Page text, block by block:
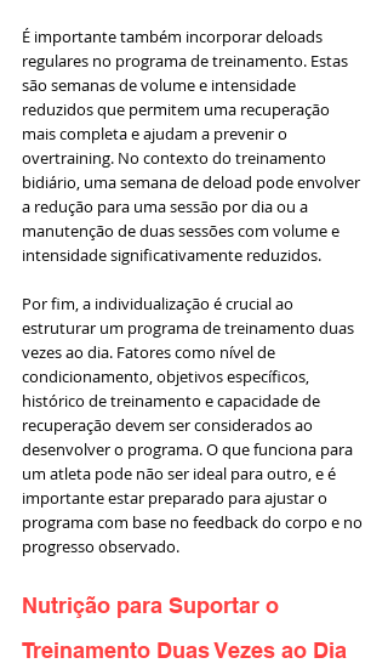
É importante também incorporar deloads
regulares no programa de treinamento. Estas
são semanas de volume e intensidade
reduzidos que permitem uma recuperação
mais completa e ajudam a prevenir o
overtraining. No contexto do treinamento
bidiário, uma semana de deload pode envolver
a redução para uma sessão por dia ou a
manutenção de duas sessões com volume e
intensidade significativamente reduzidos.
Por fim, a individualização é crucial ao
estruturar um programa de treinamento duas
vezes ao dia. Fatores como nível de
condicionamento, objetivos específicos,
histórico de treinamento e capacidade de
recuperação devem ser considerados ao
desenvolver o programa. O que funciona para
um atleta pode não ser ideal para outro, e é
importante estar preparado para ajustar o
programa com base no feedback do corpo e no
progresso observado.
Nutrição para Suportar o
Treinamento Duas Vezes ao Dia